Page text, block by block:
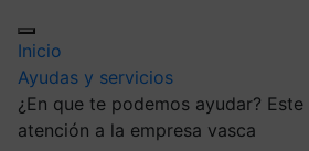
Inicio
Ayudas y servicios
¿En que te podemos ayudar?
atención a la empresa vasca